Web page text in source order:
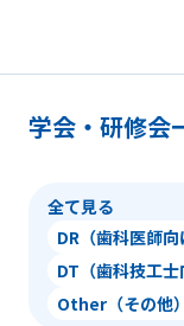
学会・研修会
全て見る
DR（歯科医師向
DT（歯科技工士
Other（その他）